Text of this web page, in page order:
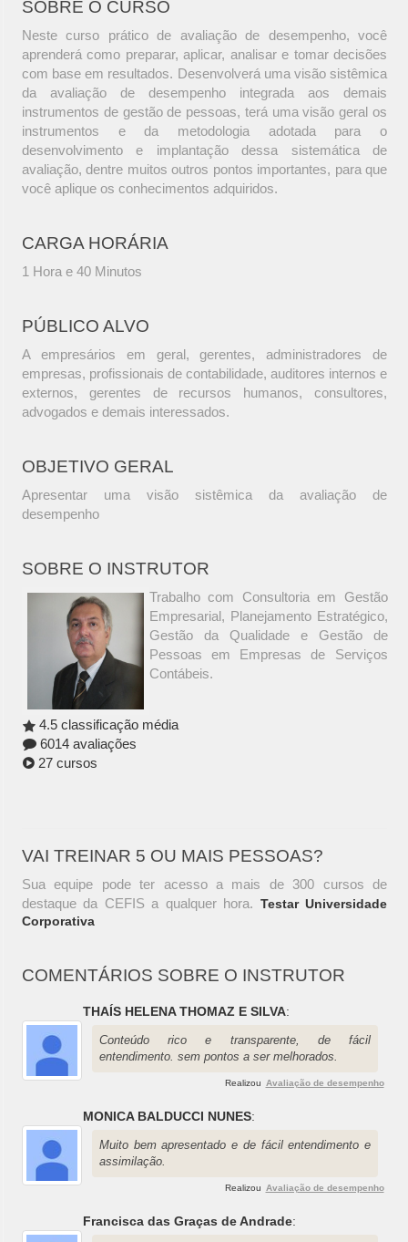
SOBRE O CURSO
Neste curso prático de avaliação de desempenho, você
aprenderá como preparar, aplicar, analisar e tomar decisões
com base em resultados. Desenvolverá uma visão sistêmica
da avaliação de desempenho integrada aos demais
instrumentos de gestão de pessoas, terá uma visão geral os
instrumentos e da metodologia adotada para o
desenvolvimento e implantação dessa sistemática de
avaliação, dentre muitos outros pontos importantes, para que
você aplique os conhecimentos adquiridos.
CARGA HORÁRIA
1 Hora e 40 Minutos
PÚBLICO ALVO
A empresários em geral, gerentes, administradores de
empresas, profissionais de contabilidade, auditores internos e
externos, gerentes de recursos humanos, consultores,
advogados e demais interessados.
OBJETIVO GERAL
Apresentar uma visão sistêmica da avaliação de
desempenho
SOBRE O INSTRUTOR
Trabalho com Consultoria em Gestão
Empresarial, Planejamento Estratégico,
Gestão da Qualidade e Gestão de
Pessoas em Empresas de Serviços
Contábeis.
4.5 classificação média
6014 avaliações
27 cursos
VAI TREINAR 5 OU MAIS PESSOAS?
Sua equipe pode ter acesso a mais de 300 cursos de
destaque da CEFIS a qualquer hora. Testar Universidade
Corporativa
COMENTÁRIOS SOBRE O INSTRUTOR
THAÍS HELENA THOMAZ E SILVA:
Conteúdo rico e transparente, de fácil
entendimento. sem pontos a ser melhorados.
Realizou Avaliação de desempenho
MONICA BALDUCCI NUNES:
Muito bem apresentado e de fácil entendimento e
assimilação.
Realizou Avaliação de desempenho
Francisca das Graças de Andrade: